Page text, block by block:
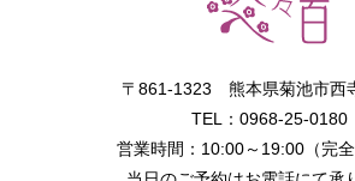
〒861-1323 熊本県菊池市西
TEL：0968-25-0180
営業時間：10:00～19:00（完全